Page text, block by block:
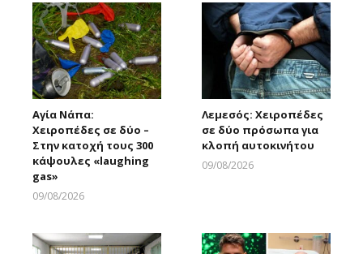
Αγία Νάπα:
Χειροπέδες σε δύο –
Στην κατοχή τους 300
κάψουλες «laughing
gas»
09/08/2026
Λεμεσός: Χειροπέδες
σε δύο πρόσωπα για
κλοπή αυτοκινήτου
09/08/2026